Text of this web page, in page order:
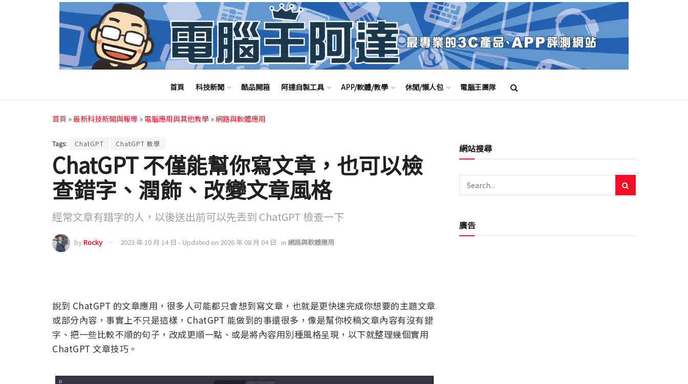
首頁 科技新聞 酷品開箱 阿達自製工具 APP/軟體/教學 休閒/懶人包 電腦王團隊
首頁 »最新科技新聞與報導 » 電腦應用與其他教學 »網路與軟體應用
Tags: ChatGPT ChatGPT 教學
ChatGPT 不僅能幫你寫文章，也可以檢
查錯字、潤飾、改變文章風格
經常文章有錯字的人，以後送出前可以先丟到 ChatGPT 檢查一下
byRocky 2023 年 10 月 14 日 - Updated on 2026 年 08 月 04 日 in 網路與軟體應用
說到 ChatGPT 的文章應用，很多人可能都只會想到寫文章，也就是更快速完成你想要的主題文章
或部分內容，事實上不只是這樣，ChatGPT 能做到的事還很多，像是幫你校稿文章內容有沒有錯
字、把一些比較不順的句子，改成更順一點、或是將內容用別種風格呈現，以下就整理幾個實用
ChatGPT 文章技巧。
網站搜尋
廣告